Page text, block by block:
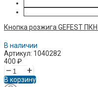
Кнопка розжига GEFEST
В наличии
Артикул: 1040282
400 ₽
– +
В корзину